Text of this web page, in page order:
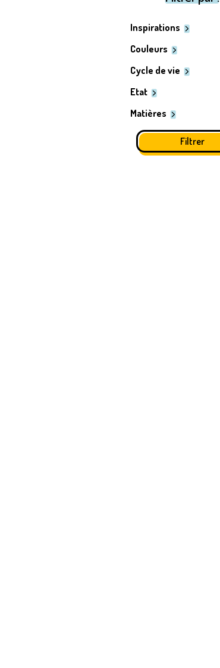
Inspirations
Couleurs
Cycle de vie
Etat
Matières